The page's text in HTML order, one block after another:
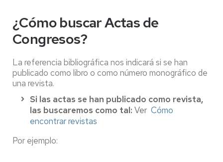
¿Cómo buscar Actas de
Congresos?
La referencia bibliográfica nos indicará si se han
publicado como libro o como número monográfico de
una revista.
Si las actas se han publicado como revista,
las buscaremos como tal: Ver Cómo
encontrar revistas
Por ejemplo: